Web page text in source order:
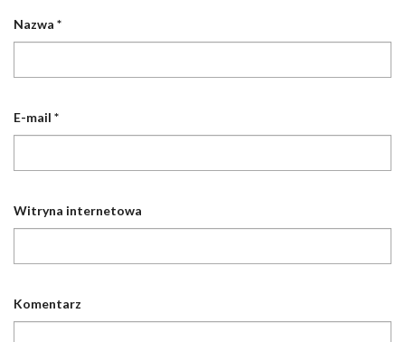
Nazwa *
E-mail *
Witryna internetowa
Komentarz